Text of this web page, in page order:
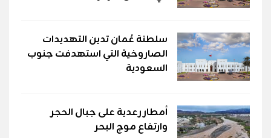
سلطنة عُمان تدين التهديدات
الصاروخية التي استهدفت جنوب
السعودية
أمطار رعدية على جبال الحجر
وارتفاع موج البحر